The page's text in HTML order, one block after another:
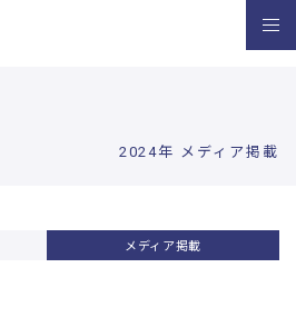
2024年 メディア掲載
メディア掲載